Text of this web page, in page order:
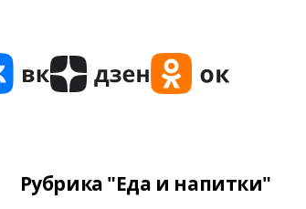
Рубрика "Еда и напитки"